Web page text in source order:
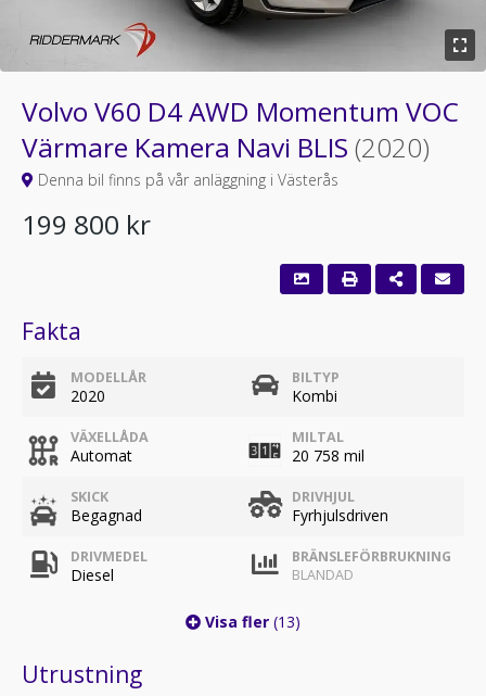
Volvo V60 D4 AWD Momentum VOC
Värmare Kamera Navi BLIS (2020)
Denna bil finns på vår anläggning i Västerås
199 800 kr
Fakta
MODELLÅR
2020
BILTYP
Kombi
VÄXELLÅDA
Automat
MILTAL
20 758 mil
SKICK
Begagnad
DRIVHJUL
Fyrhjulsdriven
DRIVMEDEL
Diesel
BRÄNSLEFÖRBRUKNING
BLANDAD
Visa fler (13)
Utrustning